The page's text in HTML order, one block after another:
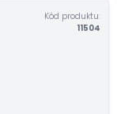
Kód produktu:
11504